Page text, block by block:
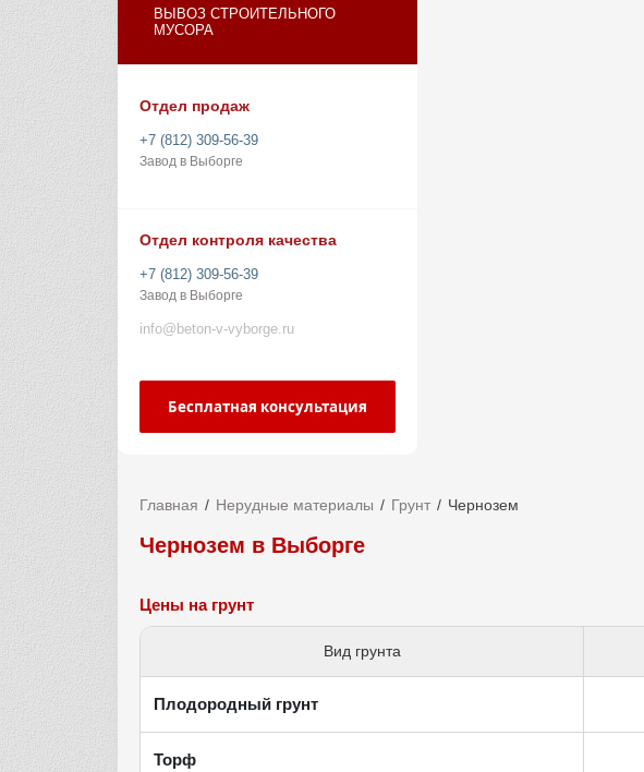
ВЫВОЗ СТРОИТЕЛЬНОГО
МУСОРА
Отдел продаж
+7 (812) 309-56-39
Завод в Выборге
Отдел контроля качества
+7 (812) 309-56-39
Завод в Выборге
info@beton-v-vyborge.ru
Бесплатная консультация
Главная Нерудные материалы Грунт Чернозем
Чернозем в Выборге
Цены на грунт
Вид грунта
Плодородный грунт
Торф